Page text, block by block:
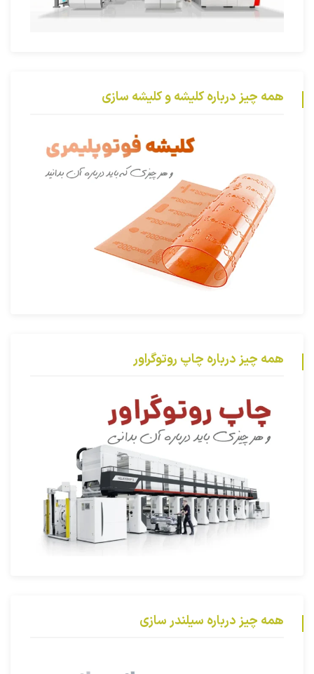
همه چیز درباره کلیشه و کلیشه سازی
همه چیز درباره چاپ روتوگراور
همه چیز درباره سیلندر سازی